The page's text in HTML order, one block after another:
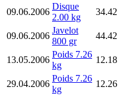
09.06.2006
Disque
2.00 kg
34.42
09.06.2006
Javelot
800 gr
44.42
13.05.2006
Poids 7.26
kg
12.18
29.04.2006
Poids 7.26
kg
12.26